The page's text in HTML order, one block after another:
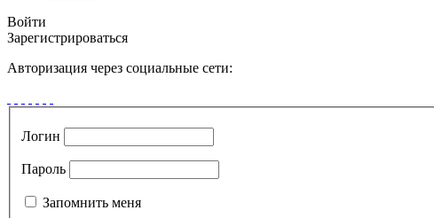
Войти
Зарегистрироваться
Авторизация через социальные сети:
Логин
Пароль
Запомнить меня